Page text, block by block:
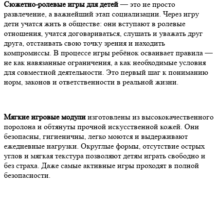
Сюжетно-ролевые игры для детей— это не просто
развлечение, а важнейший этап социализации. Через игру
дети учатся жить в обществе: они вступают в ролевые
отношения, учатся договариваться, слушать и уважать друг
друга, отстаивать свою точку зрения и находить
компромиссы. В процессе игры ребёнок осваивает правила —
не как навязанные ограничения, а как необходимые условия
для совместной деятельности. Это первый шаг к пониманию
норм, законов и ответственности в реальной жизни.
Мягкие игровые модули изготовлены из высококачественного
поролона и обтянуты прочной искусственной кожей. Они
безопасны, гигиеничны, легко моются и выдерживают
ежедневные нагрузки. Округлые формы, отсутствие острых
углов и мягкая текстура позволяют детям играть свободно и
без страха. Даже самые активные игры проходят в полной
безопасности.